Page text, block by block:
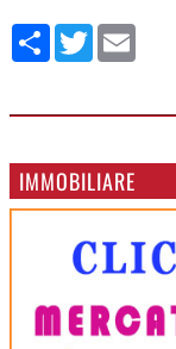
Condividi
Twitter
IMMOBILIARE